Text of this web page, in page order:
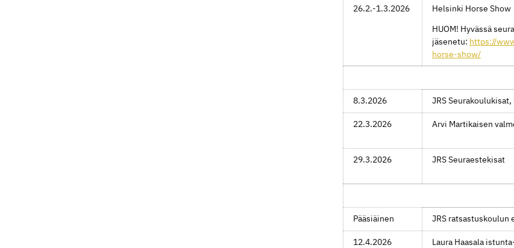
26.2.-1.3.2026
Helsinki Horse Show
HUOM! Hyvässä
jäsenetu: https://
horse-show/
8.3.2026 JRS Seurakoulukisat,
22.3.2026 Arvi Martikaisen
29.3.2026 JRS Seuraestekisat
Pääsiäinen JRS ratsastuskoulun
12.4.2026 Laura Haasala